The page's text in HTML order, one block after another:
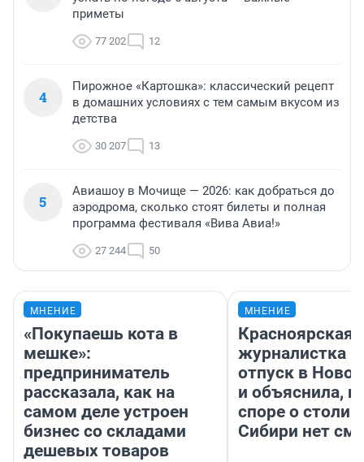
приметы
77 202 12
4
Пирожное «Картошка»: классический рецепт
в домашних условиях с тем самым вкусом из
детства
30 207 13
5
Авиашоу в Мочище — 2026: как добраться до
аэродрома, сколько стоят билеты и полная
программа фестиваля «Вива Авиа!»
27 244 50
МНЕНИЕ
«Покупаешь кота в
мешке»:
предприниматель
рассказала, как на
самом деле устроен
бизнес со складами
дешевых товаров
МНЕНИЕ
Красноярская
журналистка
отпуск в
и объяснила,
споре о
Сибири нет